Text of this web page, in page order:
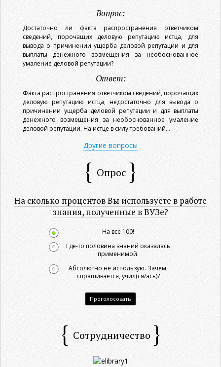
Вопрос:
Достаточно ли факта распространения ответчиком
сведений, порочащих деловую репутацию истца, для
вывода о причинении ущерба деловой репутации и для
выплаты денежного возмещения за необоснованное
умаление деловой репутации?
Ответ:
Факта распространения ответчиком сведений, порочащих
деловую репутацию истца, недостаточно для вывода о
причинении ущерба деловой репутации и для выплаты
денежного возмещения за необоснованное умаление
деловой репутации. На истце в силу требований...
Другие вопросы
Опрос
На сколько процентов Вы используете в работе
знания, полученные в ВУЗе?
На все 100!
Где-то половина знаний оказалась
применимой.
Абсолютно не использую. Зачем,
спрашивается, учил(ся/ась)?
Проголосовать
Сотрудничество